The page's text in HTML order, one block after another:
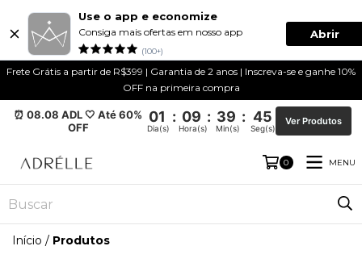
Use o app e economize
Consiga mais ofertas em nosso app
(100+)
Abrir
Frete Grátis a partir de R$399 | Garantia de 2 anos | Inscreva-se e ganhe 10%
OFF na primeira compra
⏰ 08.08 ADL 🤍 Até 60%
OFF
01 : 09 : 39 : 45
Dia(s) Hora(s) Min(s) Seg(s)
Ver Produtos
0 MENU
Início / Produtos